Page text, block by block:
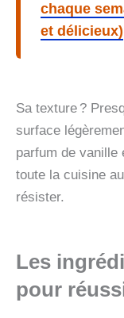
chaque
et délicieux)
Sa texture ?
surface
parfum de vanille
toute la cuisine
résister.
Les
pour